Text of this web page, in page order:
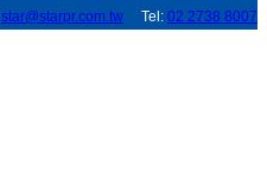
star@starpr.com.tw Tel: 02 2738 8007